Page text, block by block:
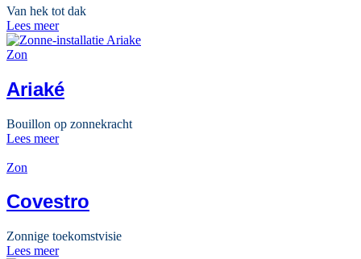
Van hek tot dak
Lees meer
Zon
Ariaké
Bouillon op zonnekracht
Lees meer
Zon
Covestro
Zonnige toekomstvisie
Lees meer